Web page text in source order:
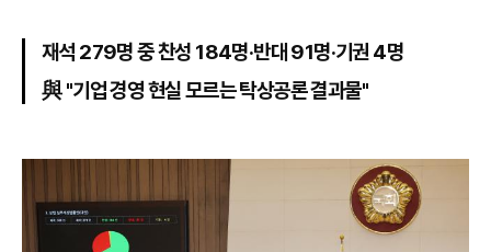
재석 279명 중 찬성 184명·반대 91명·기권 4명
與 "기업 경영 현실 모르는 탁상공론 결과물"